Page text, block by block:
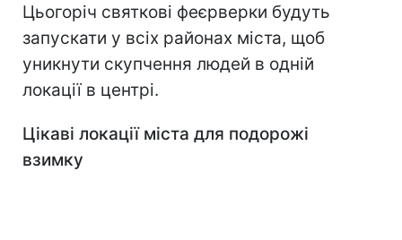
Цьогоріч святкові феєрверки будуть
запускати у всіх районах міста, щоб
уникнути скупчення людей в одній
локації в центрі.
Цікаві локації міста для подорожі
взимку